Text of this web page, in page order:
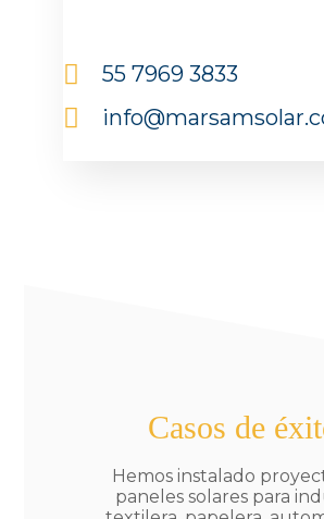
55 7969 3833
Casos de
Hemos instalado
paneles solares para